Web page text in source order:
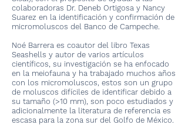
colaboradoras Dr. Deneb Ortigosa y Nancy
Suarez en la identificación y confirmación de
micromoluscos del Banco de Campeche.
Noé Barrera es coautor del libro Texas
Seashells y autor de varios artículos
científicos, su investigación se ha enfocado
en la meiofauna y ha trabajado muchos años
con los micromoluscos, estos son un grupo
de moluscos difíciles de identificar debido a
su tamaño (>10 mm), son poco estudiados y
adicionalmente la literatura de referencia es
escasa para la zona sur del Golfo de México.